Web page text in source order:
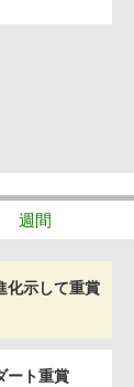
週間
化示して重賞
ート重賞